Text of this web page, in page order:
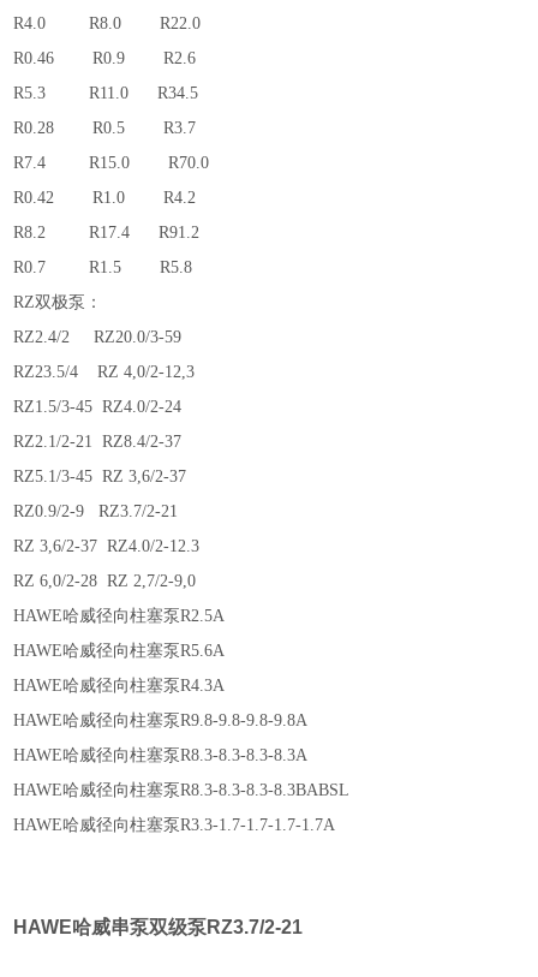
R4.0 R8.0 R22.0
R0.46 R0.9 R2.6
R5.3 R11.0 R34.5
R0.28 R0.5 R3.7
R7.4 R15.0
R70.0
R0.42 R1.0 R4.2
R8.2 R17.4 R91.2
R0.7 R1.5 R5.8
RZ双极泵：
RZ2.4/2
RZ20.0/3-59
RZ23.5/4
RZ 4,0/2-12,3
RZ1.5/3-45 RZ4.0/2-24
RZ2.1/2-21
RZ8.4/2-37
RZ5.1/3-45 RZ 3,6/2-37
RZ0.9/2-9
RZ3.7/2-21
RZ 3,6/2-37 RZ4.0/2-12.3
RZ 6,0/2-28 RZ 2,7/2-9,0
HAWE哈威径向柱塞泵R2.5A
HAWE哈威径向柱塞泵R5.6A
HAWE哈威径向柱塞泵R4.3A
HAWE哈威径向柱塞泵R9.8-9.8-9.8-9.8A
HAWE哈威径向柱塞泵R8.3-8.3-8.3-8.3A
HAWE哈威径向柱塞泵R8.3-8.3-8.3-8.3BABSL
HAWE哈威径向柱塞泵R3.3-1.7-1.7-1.7-1.7A
HAWE哈威串泵双级泵RZ3.7/2-21